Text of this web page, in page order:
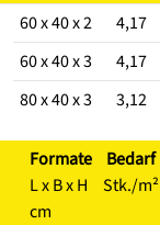
60 x 40 x 2 4,17
60 x 40 x 3
4,17
80 x 40 x 3
3,12
Formate
L x B x H
cm
Bedarf
Stk./m²